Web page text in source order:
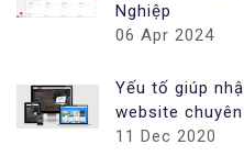
Nghiệp
06 Apr 2024
Yếu tố giúp
website
11 Dec 2020